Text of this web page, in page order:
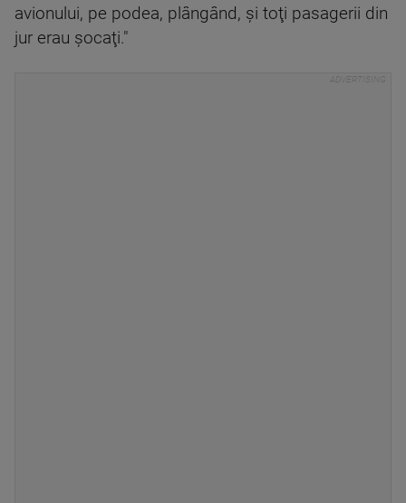
avionului, pe podea, plângând, şi toţi pasagerii din
jur erau şocaţi."